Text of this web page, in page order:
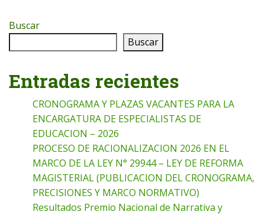
Buscar
Buscar
Entradas recientes
CRONOGRAMA Y PLAZAS VACANTES PARA LA
ENCARGATURA DE ESPECIALISTAS DE
EDUCACION – 2026
PROCESO DE RACIONALIZACION 2026 EN EL
MARCO DE LA LEY N° 29944 – LEY DE REFORMA
MAGISTERIAL (PUBLICACION DEL CRONOGRAMA,
PRECISIONES Y MARCO NORMATIVO)
Resultados Premio Nacional de Narrativa y